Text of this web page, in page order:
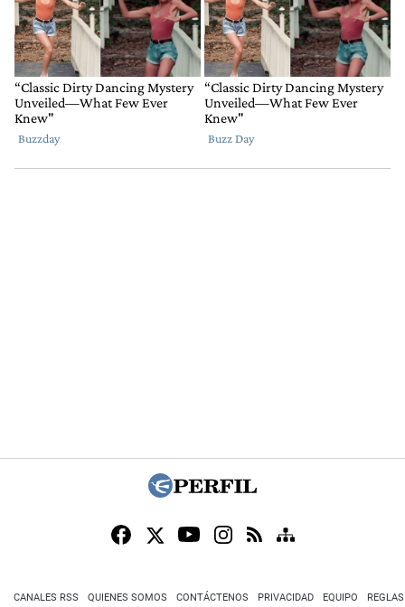
CANALES RSS QUIENES SOMOS CONTÁCTENOS PRIVACIDAD EQUIPO